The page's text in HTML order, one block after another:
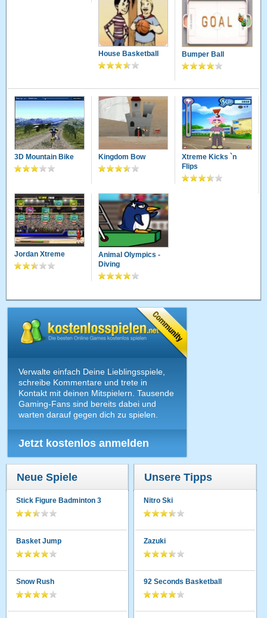
House Basketball Bumper Ball
3D Mountain Bike Kingdom Bow
Xtreme Kicks `n
Flips
Jordan Xtreme
Animal Olympics -
Diving
Verwalte einfach Deine Lieblingsspiele,
schreibe Kommentare und trete in
Kontakt mit deinen Mitspielern. Tausende
Gaming-Fans sind bereits dabei und
warten darauf gegen dich zu spielen.
Jetzt kostenlos anmelden
Neue Spiele
Stick Figure Badminton 3
Basket Jump
Snow Rush
Unsere Tipps
Nitro Ski
Zazuki
92 Seconds Basketball